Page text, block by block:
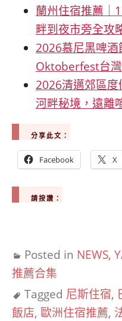
蘭州住宿推薦｜
畔到夜市旁全攻
2026慕尼黑啤
Oktoberfest台
2026清邁郊區
河畔秘境，遠離
分享此文：
Facebook X
請按讚：
Posted in NEWS,
推薦合集
Tagged 尼斯住宿,
飯店, 歐洲住宿推薦,